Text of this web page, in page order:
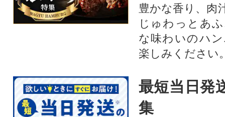
豊かな香り、肉
じゅわっとあ
な味わいのハ
楽しみください
最短当日発
集